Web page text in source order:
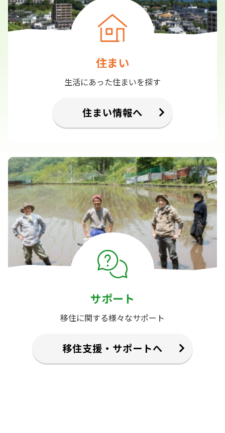
住まい
生活にあった住まいを探す
住まい情報へ
サポート
移住に関する様々なサポート
移住支援・サポートへ